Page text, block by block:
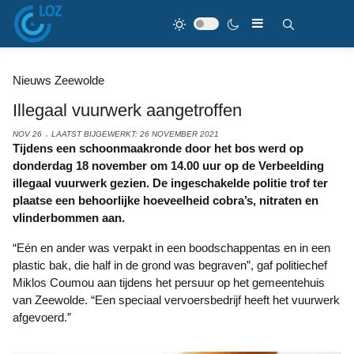
Nieuws Zeewolde
Illegaal vuurwerk aangetroffen
NOV 26 LAATST BIJGEWERKT: 26 NOVEMBER 2021
Tijdens een schoonmaakronde door het bos werd op
donderdag 18 november om 14.00 uur op de Verbeelding
illegaal vuurwerk gezien. De ingeschakelde politie trof ter
plaatse een behoorlijke hoeveelheid cobra’s, nitraten en
vlinderbommen aan.
“Eén en ander was verpakt in een boodschappentas en in een
plastic bak, die half in de grond was begraven”, gaf politiechef
Miklos Coumou aan tijdens het persuur op het gemeentehuis
van Zeewolde. “Een speciaal vervoersbedrijf heeft het vuurwerk
afgevoerd.”